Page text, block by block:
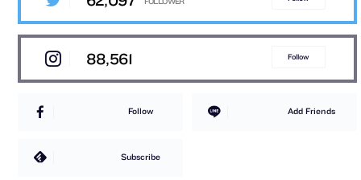
88,561 Follow
Follow Add Friends
Subscribe